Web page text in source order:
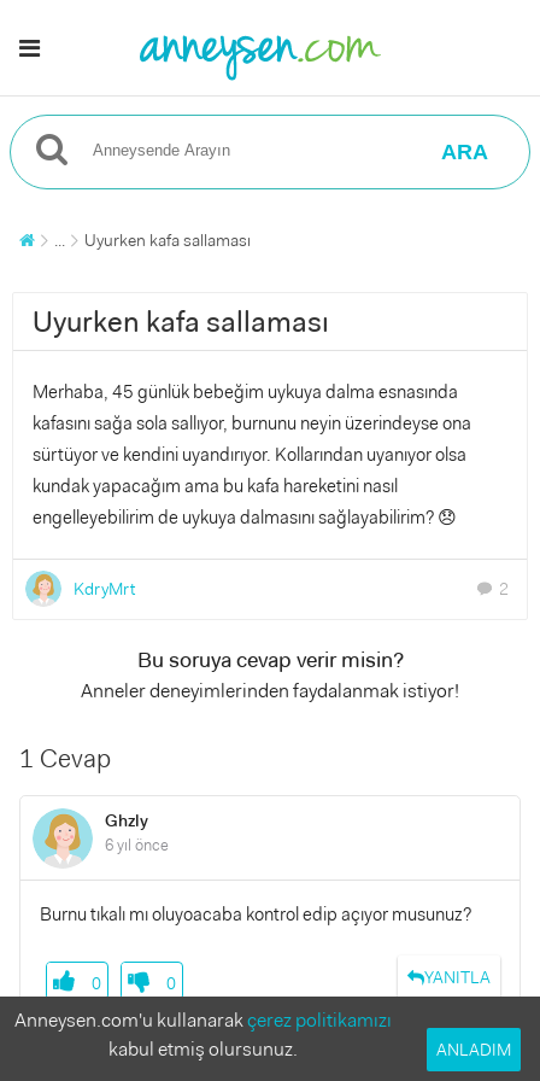
ARA
... Uyurken kafa sallaması
Uyurken kafa sallaması
Merhaba, 45 günlük bebeğim uykuya dalma esnasında
kafasını sağa sola sallıyor, burnunu neyin üzerindeyse ona
sürtüyor ve kendini uyandırıyor. Kollarından uyanıyor olsa
kundak yapacağım ama bu kafa hareketini nasıl
engelleyebilirim de uykuya dalmasını sağlayabilirim? 😞
KdryMrt chat 2
Bu soruya cevap verir misin?
Anneler deneyimlerinden faydalanmak istiyor!
1 Cevap
Ghzly
6 yıl önce
Burnu tıkalı mı oluyoacaba kontrol edip açıyor musunuz?
YANITLA
0 0
KdryMrt
6 yıl önce
Anneysen.com'u kullanarakçerez politikamızı
kabul etmiş olursunuz.
ANLADIM